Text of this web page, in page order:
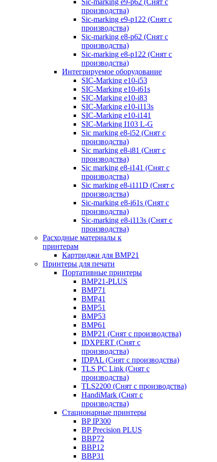
Sic-marking e9-p62 (Снят с
производства)
Sic-marking e9-p122 (Снят с
производства)
Sic-marking e8-p62 (Снят с
производства)
Sic-marking e8-p122 (Снят с
производства)
Интегрируемое оборудование
SIC-Marking e10-i53
SIC-Marking e10-i61s
SIC-Marking e10-i83
SIC-Marking e10-i113s
SIC-Marking e10-i141
SIC-Marking I103 L-G
Sic marking e8-i52 (Снят с
производства)
Sic marking e8-i81 (Снят с
производства)
Sic marking e8-i141 (Снят с
производства)
Sic marking e8-i111D (Снят с
производства)
Sic-marking e8-i61s (Снят с
производства)
Sic-marking e8-i113s (Снят с
производства)
Расходные материалы к
принтерам
Картриджи для BMP21
Принтеры для печати
Портативные принтеры
BMP21-PLUS
BMP71
BMP41
BMP51
BMP53
BMP61
BMP21 (Снят с производства)
IDXPERT (Снят с
производства)
IDPAL (Снят с производства)
TLS PC Link (Снят с
производства)
TLS2200 (Снят с производства)
HandiMark (Снят с
производства)
Стационарные принтеры
BP IP300
BP Precision PLUS
BBP72
BBP12
BBP31